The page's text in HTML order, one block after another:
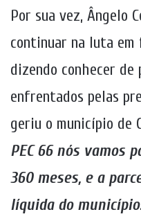
Por sua vez, Ângelo
continuar na luta
dizendo conhecer de
enfrentados pelas
geriu o município de
PEC 66 nós vamos
360 meses, e a
líquida do